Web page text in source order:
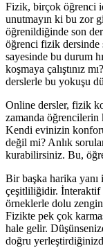
Fizik, birçok öğrenci
unutmayın ki bu zor
öğrenildiğinde son
öğrenci fizik dersinde
sayesinde bu durum
koşmaya çalıştınız
derslerle bu yokuşu
Online dersler, fizik
zamanda öğrencilerin
Kendi evinizin
değil mi? Anlık
kurabilirsiniz. Bu,
Bir başka harika yanı
çeşitliliğidir. İnteraktif
örneklerle dolu
Fizikte pek çok
hale gelir.
doğru